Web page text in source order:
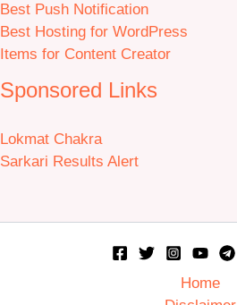
Best Push Notification
Best Hosting for WordPress
Items for Content Creator
Sponsored Links
Lokmat Chakra
Sarkari Results Alert
Home